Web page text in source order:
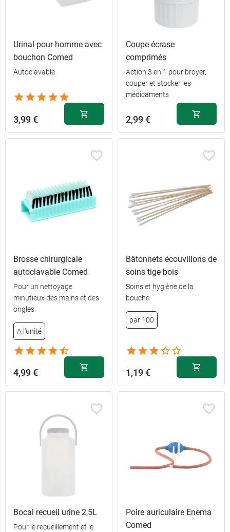
Urinal pour homme avec
bouchon Comed
Autoclavable
3,99 €
Coupe-écrase
comprimés
Action 3 en 1 pour broyer,
couper et stocker les
médicaments
2,99 €
Brosse chirurgicale
autoclavable Comed
Pour un nettoyage
minutieux des mains et des
ongles
A l'unité
4,99 €
Bâtonnets écouvillons de
soins tige bois
Soins et hygiène de la
bouche
par 100
1,19 €
Bocal recueil urine 2,5L
Pour le recueillement et le
Poire auriculaire Enema
Comed